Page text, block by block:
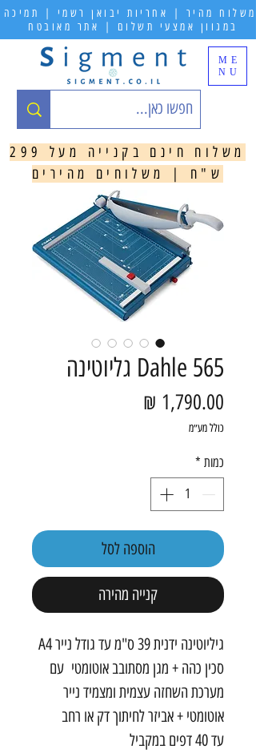
ME
NU
משלוח מהיר | אחריות יבואן רשמי | תמיכה
במגוון אמצעי תשלום | אתר מאובטח
משלוח חינם בקנייה מעל 299
ש"ח | משלוחים מהירים
Dahle 565 גליוטינה
כולל מע״מ
כמות *
הוספה לסל
קנייה מהירה
גיליוטינה ידנית 39 ס"מ עד גודל נייר A4
סכין כהה + מגן מסתובב אוטומטי עם
מערכת השחזה עצמית ומצמיד נייר
אוטומטי + אביזר לחיתוך דק או רחב
עד 40 דפים במקביל